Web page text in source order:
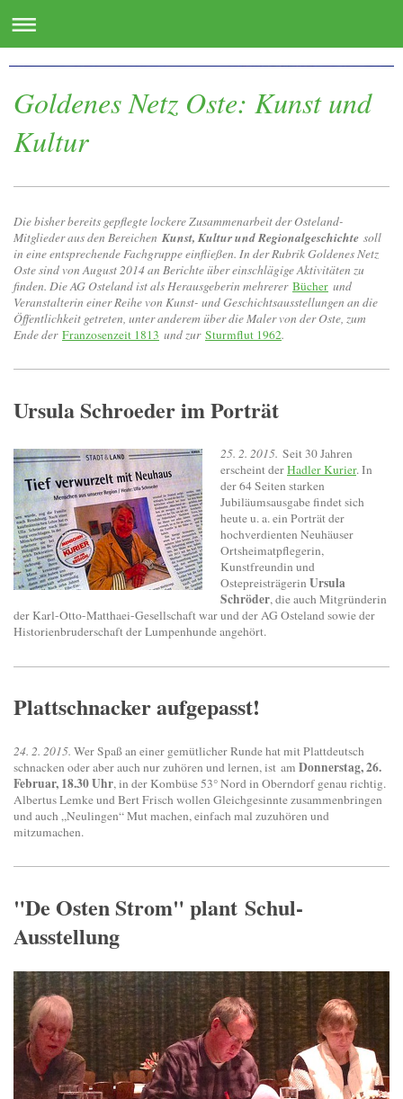
Goldenes Netz Oste: Kunst und
Kultur
Die bisher bereits gepflegte lockere Zusammenarbeit der Osteland-
Mitglieder aus den Bereichen Kunst, Kultur und Regionalgeschichte soll
in eine entsprechende Fachgruppe einfließen. In der Rubrik Goldenes Netz
Oste sind von August 2014 an Berichte über einschlägige Aktivitäten zu
finden. Die AG Osteland ist als Herausgeberin mehrerer Bücher und
Veranstalterin einer Reihe von Kunst- und Geschichtsausstellungen an die
Öffentlichkeit getreten, unter anderem über die Maler von der Oste, zum
Ende der Franzosenzeit 1813 und zur Sturmflut 1962.
Ursula Schroeder im Porträt
25. 2. 2015. Seit 30 Jahren
erscheint derHadler Kurier. In
der 64 Seiten starken
Jubiläumsausgabe findet sich
heute u. a. ein Porträt der
hochverdienten Neuhäuser
Ortsheimatpflegerin,
Kunstfreundin und
Ostepreisträgerin Ursula
Schröder, die auch Mitgründerin
der Karl-Otto-Matthaei-Gesellschaft war und der AG Osteland sowie der
Historienbruderschaft der Lumpenhunde angehört.
Plattschnacker aufgepasst!
24. 2. 2015. Wer Spaß an einer gemütlicher Runde hat mit Plattdeutsch
schnacken oder aber auch nur zuhören und lernen, ist am Donnerstag, 26.
Februar, 18.30 Uhr, in der Kombüse 53° Nord in Oberndorf genau richtig.
Albertus Lemke und Bert Frisch wollen Gleichgesinnte zusammenbringen
und auch „Neulingen“ Mut machen, einfach mal zuzuhören und
mitzumachen.
"De Osten Strom" plant Schul-
Ausstellung